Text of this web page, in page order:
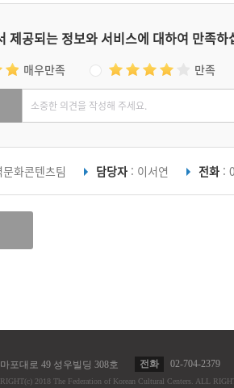
제공되는 정보와 서비스에 대하여 만족하
매우만족 만족
화콘텐츠팀 담당자 : 이서연 전화 :
포대로 49 성우빌딩 308호 전화 02-704-2379
(c) 2018 The Federation of Korean Cultural Centers. ALL